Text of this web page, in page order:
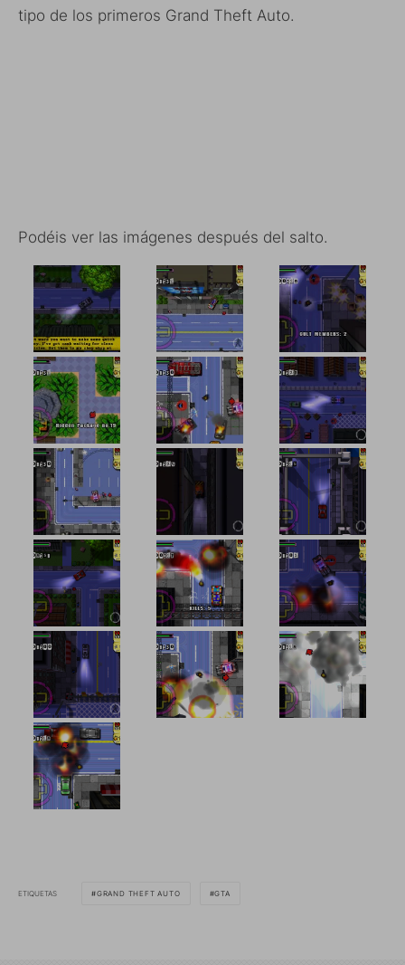
tipo de los primeros Grand Theft Auto.
Podéis ver las imágenes después del salto.
ETIQUETAS GRAND THEFT AUTO GTA